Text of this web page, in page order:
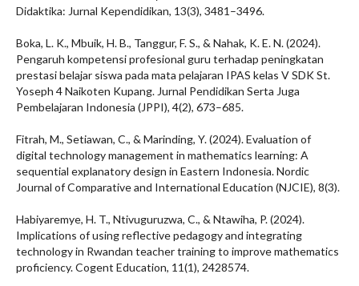
Didaktika: Jurnal Kependidikan, 13(3), 3481–3496.
Boka, L. K., Mbuik, H. B., Tanggur, F. S., & Nahak, K. E. N. (2024).
Pengaruh kompetensi profesional guru terhadap peningkatan
prestasi belajar siswa pada mata pelajaran IPAS kelas V SDK St.
Yoseph 4 Naikoten Kupang. Jurnal Pendidikan Serta Juga
Pembelajaran Indonesia (JPPI), 4(2), 673–685.
Fitrah, M., Setiawan, C., & Marinding, Y. (2024). Evaluation of
digital technology management in mathematics learning: A
sequential explanatory design in Eastern Indonesia. Nordic
Journal of Comparative and International Education (NJCIE), 8(3).
Habiyaremye, H. T., Ntivuguruzwa, C., & Ntawiha, P. (2024).
Implications of using reflective pedagogy and integrating
technology in Rwandan teacher training to improve mathematics
proficiency. Cogent Education, 11(1), 2428574.